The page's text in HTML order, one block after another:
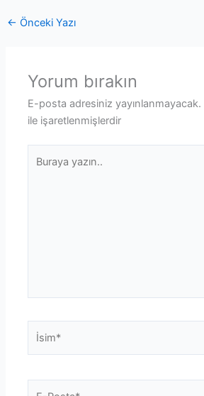
← Önceki Yazı
Yorum bırakın
E-posta adresiniz yayınlanmayacak.
ile işaretlenmişlerdir
yazın..
İsim*